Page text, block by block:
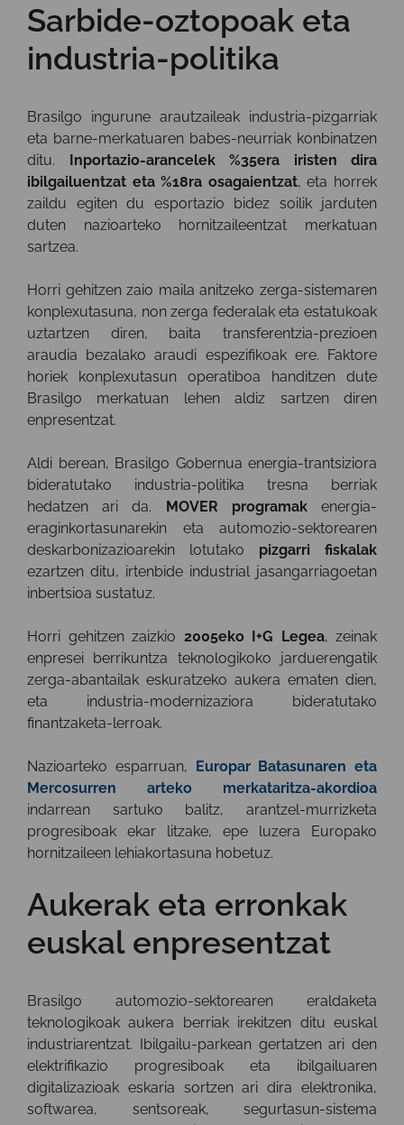
Sarbide-oztopoak eta
industria-politika
Brasilgo ingurune arautzaileak industria-pizgarriak
eta barne-merkatuaren babes-neurriak konbinatzen
ditu. Inportazio-arancelek %35era iristen dira
ibilgailuentzat eta %18ra osagaientzat, eta horrek
zaildu egiten du esportazio bidez soilik jarduten
duten nazioarteko hornitzaileentzat merkatuan
sartzea.
Horri gehitzen zaio maila anitzeko zerga-sistemaren
konplexutasuna, non zerga federalak eta estatukoak
uztartzen diren, baita transferentzia-prezioen
araudia bezalako araudi espezifikoak ere. Faktore
horiek konplexutasun operatiboa handitzen dute
Brasilgo merkatuan lehen aldiz sartzen diren
enpresentzat.
Aldi berean, Brasilgo Gobernua energia-trantsiziora
bideratutako industria-politika tresna berriak
hedatzen ari da. MOVER programakenergia-
eraginkortasunarekin eta automozio-sektorearen
deskarbonizazioarekin lotutako pizgarri fiskalak
ezartzen ditu, irtenbide industrial jasangarriagoetan
inbertsioa sustatuz.
Horri gehitzen zaizkio 2005eko I+G Legea, zeinak
enpresei berrikuntza teknologikoko jarduerengatik
zerga-abantailak eskuratzeko aukera ematen dien,
eta industria-modernizaziora bideratutako
finantzaketa-lerroak.
Nazioarteko esparruan, Europar Batasunaren eta
Mercosurren arteko merkataritza-akordioa
indarrean sartuko balitz, arantzel-murrizketa
progresiboak ekar litzake, epe luzera Europako
hornitzaileen lehiakortasuna hobetuz.
Aukerak eta erronkak
euskal enpresentzat
Brasilgo automozio-sektorearen eraldaketa
teknologikoak aukera berriak irekitzen ditu euskal
industriarentzat. Ibilgailu-parkean gertatzen ari den
elektrifikazio progresiboak eta ibilgailuaren
digitalizazioak eskaria sortzen ari dira elektronika,
softwarea, sentsoreak, segurtasun-sistema